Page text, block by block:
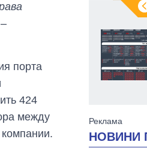
порта
424
между
до и во